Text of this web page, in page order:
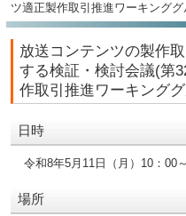
ツ適正製作取引推進ワーキンググ
放送コンテンツの製作
する検証・検討会議(第
作取引推進ワーキンググ
日時
令和8年5月11日（月）10：00～
場所